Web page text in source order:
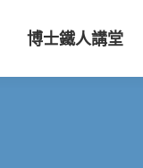
博士鐵人講堂